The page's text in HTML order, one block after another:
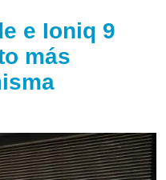
e Ioniq 9
más